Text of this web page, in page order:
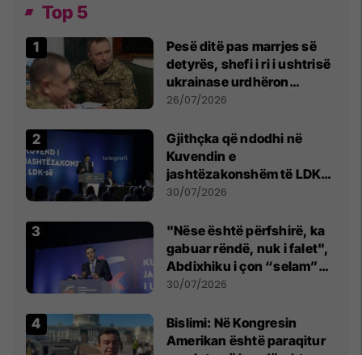
Top 5
Pesë ditë pas marrjes së
detyrës, shefi i ri i ushtrisë
ukrainase urdhëron
kontroll të madh
26/07/2026
Gjithçka që ndodhi në
Kuvendin e
jashtëzakonshëm të LDK-
së
30/07/2026
"Nëse është përfshirë, ka
gabuar rëndë, nuk i falet",
Abdixhiku i çon “selam”
Përparim Ramës
30/07/2026
Bislimi: Në Kongresin
Amerikan është paraqitur